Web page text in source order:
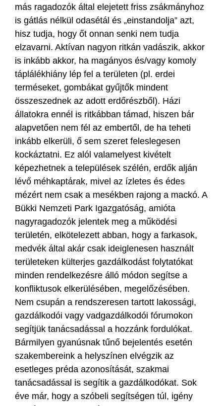
más ragadozók által elejetett friss zsákmányhoz
is gátlás nélkül odasétál és „einstandolja” azt,
hisz tudja, hogy őt onnan senki nem tudja
elzavarni. Aktívan nagyon ritkán vadászik, akkor
is inkább akkor, ha magányos és/vagy komoly
táplálékhiány lép fel a területen (pl. erdei
terméseket, gombákat gyűjtők mindent
összeszednek az adott erdőrészből). Házi
állatokra ennél is ritkábban támad, hiszen bár
alapvetően nem fél az embertől, de ha teheti
inkább elkerüli, ő sem szeret feleslegesen
kockáztatni. Ez alól valamelyest kivételt
képezhetnek a települések szélén, erdők alján
lévő méhkaptárak, mivel az ízletes és édes
mézért nem csak a mesékben rajong a mackó. A
Bükki Nemzeti Park Igazgatóság, amióta
nagyragadozók jelentek meg a működési
területén, elkötelezett abban, hogy a farkasok,
medvék által akár csak ideiglenesen használt
területeken külterjes gazdálkodást folytatókat
minden rendelkezésre álló módon segítse a
konfliktusok elkerülésében, megelőzésében.
Nem csupán a rendszeresen tartott lakossági,
gazdálkodói vagy vadgazdálkodói fórumokon
segítjük tanácsadással a hozzánk fordulókat.
Bármilyen gyanúsnak tűnő bejelentés esetén
szakembereink a helyszínen elvégzik az
esetleges préda azonosítását, szakmai
tanácsadással is segítik a gazdálkodókat. Sok
éve már, hogy a szóbeli segítségen túl, igény